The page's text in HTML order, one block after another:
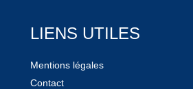
LIENS UTILES
Mentions légales
Contact